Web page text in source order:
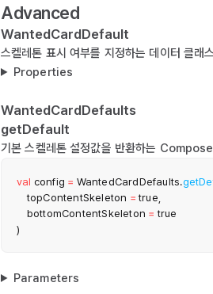
Advanced
WantedCardDefault
스켈레톤 표시 여부를 지정하는 데이터 클래
Properties
WantedCardDefaults
getDefault
기본 스켈레톤 설정값을 반환하는
val config = WantedCardDefaults.
    topContentSkeleton
= true
    bottomContentSkeleton
= true
)
Parameters